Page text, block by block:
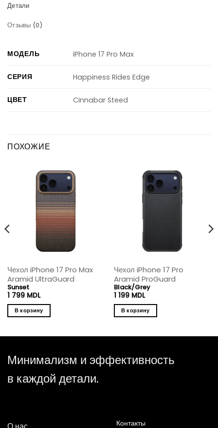
Детали
Отзывы (0)
МОДЕЛЬ iPhone 17 Pro Max
СЕРИЯ Happiness Rides Edge
ЦВЕТ Cinnabar Steed
ПОХОЖИЕ
Чехол iPhone 17 Pro Max
Aramid UltraGuard
Sunset
1 799 MDL
В корзину
Чехол iPhone 17 Pro
Aramid ProGuard
Black/Grey
1 199 MDL
В корзину
Минимализм и эффективность
в каждой детали.
Контакты